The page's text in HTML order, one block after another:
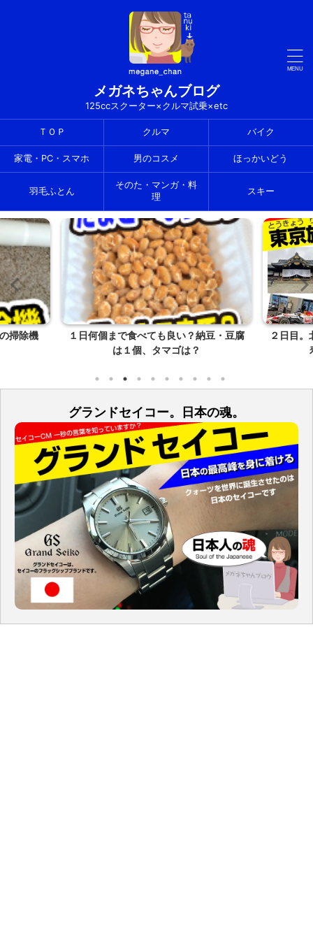
メガネちゃんブログ
125ccスクーター×クルマ試乗×etc
ＴＯＰ クルマ バイク
家電・PC・スマホ 男のコスメ ほっかいどう
羽毛ふとん
そのた・マンガ・料
理
スキー
掃除機
１日何個まで食べても良い？納豆・豆腐
は１個、タマゴは？
２日目
グランドセイコー。日本の魂。